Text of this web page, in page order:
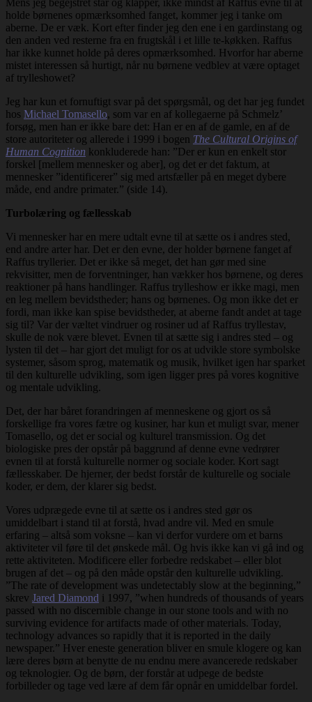
holde børnenes opmærksomhed fanget, kommer jeg i tanke om
aberne. De er væk. Kort efter finder jeg den ene i en gardinstang og
den anden ved resterne fra en frugtskål i et lille te-køkken. Raffus
har ikke kunnet holde på deres opmærksomhed. Hvorfor har aberne
mistet interessen så hurtigt, når nu børnene vedblev at være optaget
af trylleshowet?
Jeg har kun et fornuftigt svar på det spørgsmål, og det har jeg fundet
hos Michael Tomasello, som var en af kollegaerne på Schmelz’
forsøg, men han er ikke bare det: Han er en af de gamle, en af de
store autoriteter og allerede i 1999 i bogen The Cultural Origins of
Human Cognition konkluderede han: ”Der er kun en enkelt stor
forskel [mellem mennesker og aber], og det er det faktum, at
mennesker ”identificerer” sig med artsfæller på en meget dybere
måde, end andre primater.” (side 14).
Turbolæring og fællesskab
Vi mennesker har en mere udtalt evne til at sætte os i andres sted,
end andre arter har. Det er den evne, der holder børnene fanget af
Raffus tryllerier. Det er ikke så meget, det han gør med sine
rekvisitter, men de forventninger, han vækker hos børnene, og deres
reaktioner på hans handlinger. Raffus trylleshow er ikke magi, men
en leg mellem bevidstheder; hans og børnenes. Og mon ikke det er
fordi, man ikke kan spise bevidstheder, at aberne fandt andet at tage
sig til? Var der væltet vindruer og rosiner ud af Raffus tryllestav,
skulle de nok være blevet. Evnen til at sætte sig i andres sted – og
lysten til det – har gjort det muligt for os at udvikle store symbolske
systemer, såsom sprog, matematik og musik, hvilket igen har sparket
til den kulturelle udvikling, som igen ligger pres på vores kognitive
og mentale udvikling.
Det, der har båret forandringen af menneskene og gjort os så
forskellige fra vores fætre og kusiner, har kun et muligt svar, mener
Tomasello, og det er social og kulturel transmission. Og det
biologiske pres der opstår på baggrund af denne evne vedrører
evnen til at forstå kulturelle normer og sociale koder. Kort sagt
fællesskaber. De hjerner, der bedst forstår de kulturelle og sociale
koder, er dem, der klarer sig bedst.
Vores udprægede evne til at sætte os i andres sted gør os
umiddelbart i stand til at forstå, hvad andre vil. Med en smule
erfaring – altså som voksne – kan vi derfor vurdere om et barns
aktiviteter vil føre til det ønskede mål. Og hvis ikke kan vi gå ind og
rette aktiviteten. Modificere eller forbedre redskabet – eller blot
brugen af det – og på den måde opstår den kulturelle udvikling.
”The rate of development was undetectably slow at the beginning,”
skrev Jared Diamond i 1997, ”when hundreds of thousands of years
passed with no discernible change in our stone tools and with no
surviving evidence for artifacts made of other materials. Today,
technology advances so rapidly that it is reported in the daily
newspaper.” Hver eneste generation bliver en smule klogere og kan
lære deres børn at benytte de nu endnu mere avancerede redskaber
og teknologier. Og de børn, der forstår at udpege de bedste
forbilleder og tage ved lære af dem får opnår en umiddelbar fordel.